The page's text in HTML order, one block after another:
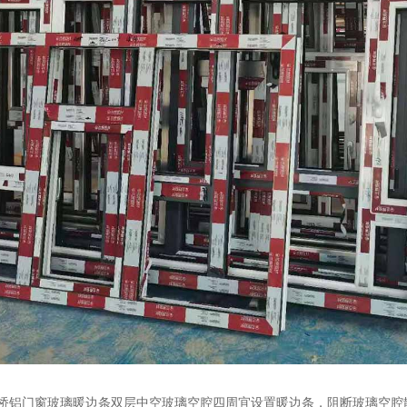
铝门窗玻璃暖边条双层中空玻璃空腔四周宜设置暖边条，阻断玻璃空